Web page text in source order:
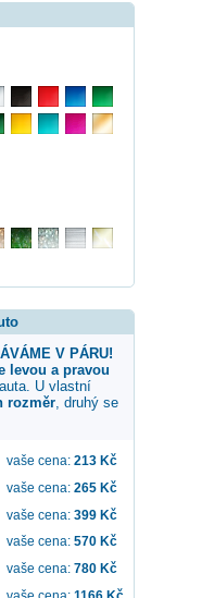
V PÁRU!
levou a pravou
U vlastní
rozměr, druhý se
vaše cena: 213 Kč
vaše cena: 265 Kč
vaše cena: 399 Kč
vaše cena: 570 Kč
vaše cena: 780 Kč
vaše cena: 1166 Kč